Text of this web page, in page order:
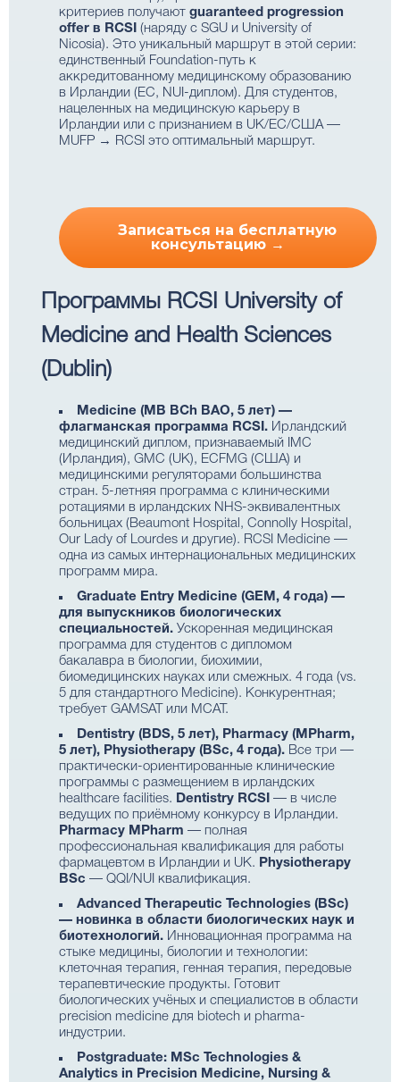
критериев получают guaranteed progression
offer в RCSI (наряду с SGU и University of
Nicosia). Это уникальный маршрут в этой серии:
единственный Foundation-путь к
аккредитованному медицинскому образованию
в Ирландии (ЕС, NUI-диплом). Для студентов,
нацеленных на медицинскую карьеру в
Ирландии или с признанием в UK/ЕС/США —
MUFP → RCSI это оптимальный маршрут.
Записаться на бесплатную
консультацию →
Программы RCSI University of
Medicine and Health Sciences
(Dublin)
Medicine (MB BCh BAO, 5 лет) —
флагманская программа RCSI. Ирландский
медицинский диплом, признаваемый IMC
(Ирландия), GMC (UK), ECFMG (США) и
медицинскими регуляторами большинства
стран. 5-летняя программа с клиническими
ротациями в ирландских NHS-эквивалентных
больницах (Beaumont Hospital, Connolly Hospital,
Our Lady of Lourdes и другие). RCSI Medicine —
одна из самых интернациональных медицинских
программ мира.
Graduate Entry Medicine (GEM, 4 года) —
для выпускников биологических
специальностей. Ускоренная медицинская
программа для студентов с дипломом
бакалавра в биологии, биохимии,
биомедицинских науках или смежных. 4 года (vs.
5 для стандартного Medicine). Конкурентная;
требует GAMSAT или MCAT.
Dentistry (BDS, 5 лет), Pharmacy (MPharm,
5 лет), Physiotherapy (BSc, 4 года). Все три —
практически-ориентированные клинические
программы с размещением в ирландских
healthcare facilities. Dentistry RCSI — в числе
ведущих по приёмному конкурсу в Ирландии.
Pharmacy MPharm — полная
профессиональная квалификация для работы
фармацевтом в Ирландии и UK. Physiotherapy
BSc — QQI/NUI квалификация.
Advanced Therapeutic Technologies (BSc)
— новинка в области биологических наук и
биотехнологий. Инновационная программа на
стыке медицины, биологии и технологии:
клеточная терапия, генная терапия, передовые
терапевтические продукты. Готовит
биологических учёных и специалистов в области
precision medicine для biotech и pharma-
индустрии.
Postgraduate: MSc Technologies &
Analytics in Precision Medicine, Nursing &